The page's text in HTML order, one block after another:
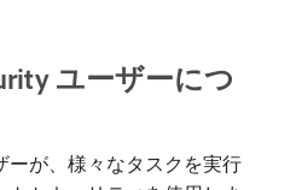
ユーザーにつ
ーが、様々なタスクを実行